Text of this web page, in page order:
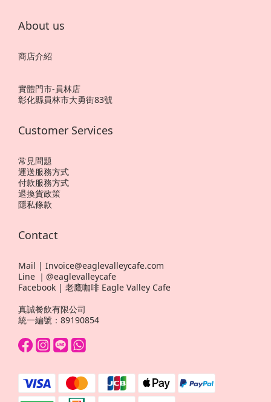
About us
商店介紹
實體門市-員林店
彰化縣員林市大勇街83號
Customer Services
常見問題
運送服務方式
付款服務方式
退換貨政策
隱私條款
Contact
Mail | Invoice@eaglevalleycafe.com
Line ｜@eaglevalleycafe
Facebook | 老鷹咖啡 Eagle Valley Cafe
真誠餐飲有限公司
統一編號：89190854